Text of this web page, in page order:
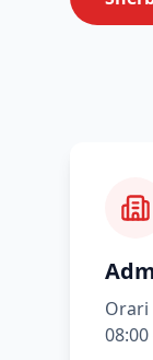
Orari
08:00